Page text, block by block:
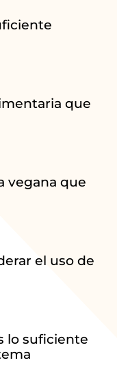
que
vegana que
el uso de
lo suficiente